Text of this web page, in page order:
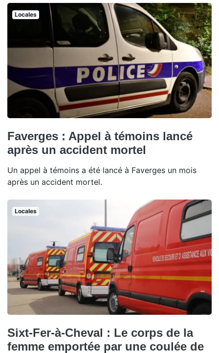
Locales
Faverges : Appel à témoins lancé
après un accident mortel
Un appel à témoins a été lancé à Faverges un mois
après un accident mortel.
Locales
Sixt-Fer-à-Cheval : Le corps de la
femme emportée par une coulée de